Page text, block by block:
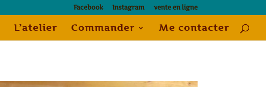
Facebook Instagram vente en ligne
L’atelier Commander Me contacter